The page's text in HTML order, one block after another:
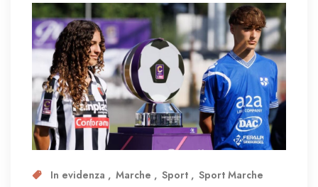
In evidenza Marche Sport Sport Marche